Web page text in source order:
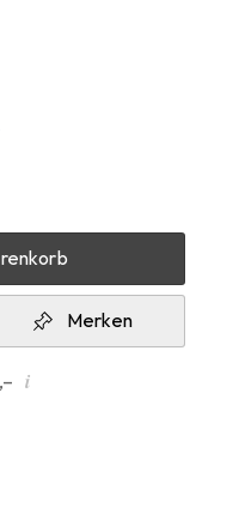
Merken
i